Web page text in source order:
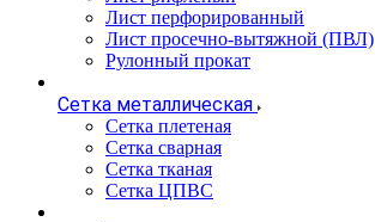
Лист перфорированный
Лист просечно-вытяжной (ПВЛ)
Рулонный прокат
Сетка металлическая
Сетка плетеная
Сетка сварная
Сетка тканая
Сетка ЦПВС